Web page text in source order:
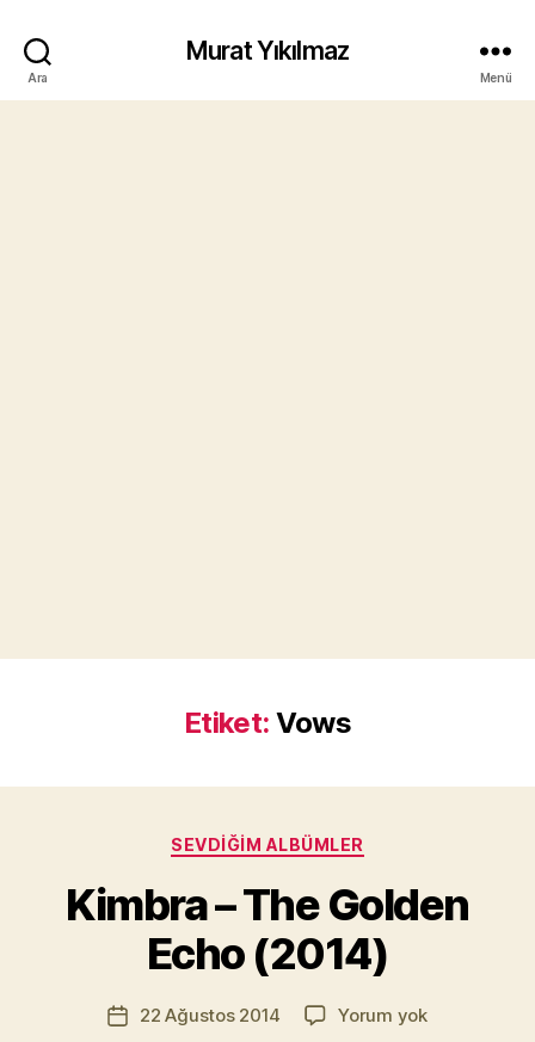
Ara
Murat Yıkılmaz
Menü
Etiket: Vows
Kategoriler
SEVDIĞIM ALBÜMLER
Kimbra – The Golden
Echo (2014)
Yazının
yazarı
z
r
M
u
a
Yazı22 Ağustos 2014 Yorum yokKimbra